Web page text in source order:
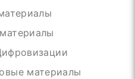
материалы